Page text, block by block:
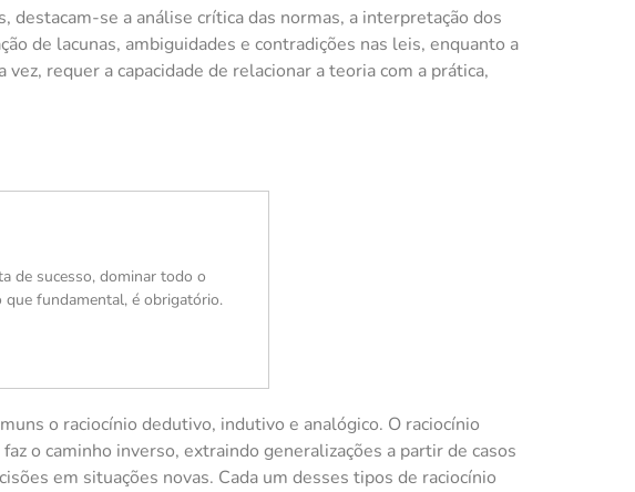
se a análise crítica das normas, a interpretação dos
de lacunas, ambiguidades e contradições nas leis, enquanto a
requer a capacidade de relacionar a teoria com a prática,
de sucesso, dominar todo o
que fundamental, é obrigatório.
o raciocínio dedutivo, indutivo e analógico. O raciocínio
o caminho inverso, extraindo generalizações a partir de casos
em situações novas. Cada um desses tipos de raciocínio